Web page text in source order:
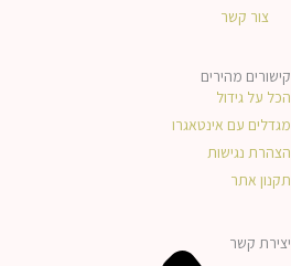
צור קשר
קישורים מהירים
הכל על גידול
מגדלים עם אינטאגרו
הצהרת נגישות
תקנון אתר
יצירת קשר